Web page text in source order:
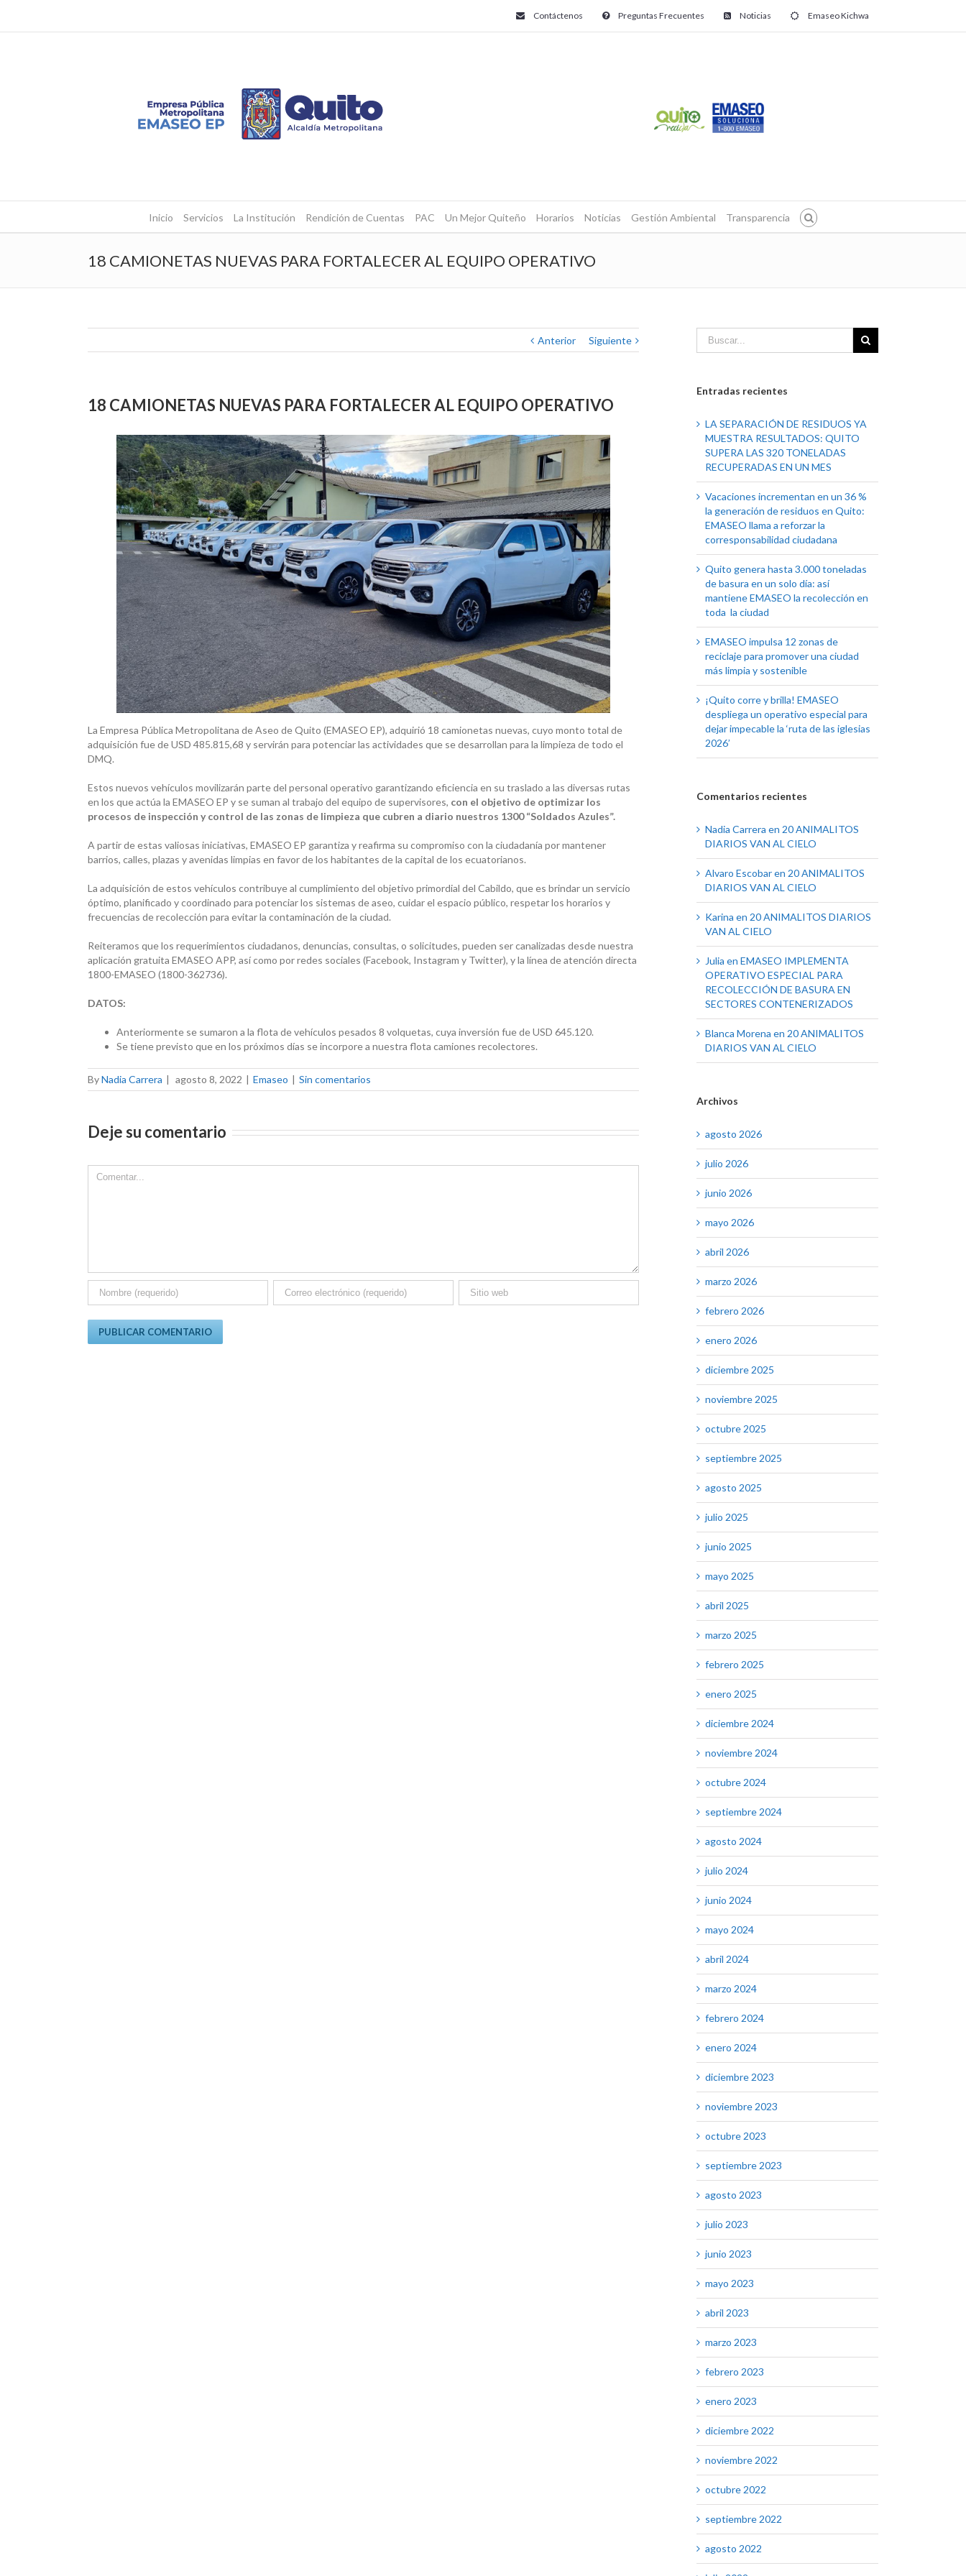
Contáctenos Preguntas Frecuentes Noticias Emaseo Kichwa
Inicio Servicios La Institución Rendición de Cuentas PAC Un Mejor Quiteño Horarios Noticias Gestión Ambiental Transparencia
18 CAMIONETAS NUEVAS PARA FORTALECER AL EQUIPO OPERATIVO
Anterior Siguiente
18 CAMIONETAS NUEVAS PARA FORTALECER AL EQUIPO OPERATIVO
La Empresa Pública Metropolitana de Aseo de Quito (EMASEO EP), adquirió 18 camionetas nuevas, cuyo monto total de
adquisición fue de USD 485.815,68 y servirán para potenciar las actividades que se desarrollan para la limpieza de todo el
DMQ.
Estos nuevos vehículos movilizarán parte del personal operativo garantizando eficiencia en su traslado a las diversas rutas
en los que actúa la EMASEO EP y se suman al trabajo del equipo de supervisores, con el objetivo de optimizar los
procesos de inspección y control de las zonas de limpieza que cubren a diario nuestros 1300 “Soldados Azules”.
A partir de estas valiosas iniciativas, EMASEO EP garantiza y reafirma su compromiso con la ciudadanía por mantener
barrios, calles, plazas y avenidas limpias en favor de los habitantes de la capital de los ecuatorianos.
La adquisición de estos vehículos contribuye al cumplimiento del objetivo primordial del Cabildo, que es brindar un servicio
óptimo, planificado y coordinado para potenciar los sistemas de aseo, cuidar el espacio público, respetar los horarios y
frecuencias de recolección para evitar la contaminación de la ciudad.
Reiteramos que los requerimientos ciudadanos, denuncias, consultas, o solicitudes, pueden ser canalizadas desde nuestra
aplicación gratuita EMASEO APP, así como por redes sociales (Facebook, Instagram y Twitter), y la línea de atención directa
1800-EMASEO (1800-362736).
DATOS:
Anteriormente se sumaron a la flota de vehículos pesados 8 volquetas, cuya inversión fue de USD 645.120.
Se tiene previsto que en los próximos días se incorpore a nuestra flota camiones recolectores.
ByNadia Carrera | agosto 8, 2022 | Emaseo | Sin comentarios
Deje su comentario
Comment
Entradas recientes
LA SEPARACIÓN DE RESIDUOS YA
MUESTRA RESULTADOS: QUITO
SUPERA LAS 320 TONELADAS
RECUPERADAS EN UN MES
Vacaciones incrementan en un 36 %
la generación de residuos en Quito:
EMASEO llama a reforzar la
corresponsabilidad ciudadana
Quito genera hasta 3.000 toneladas
de basura en un solo día: así
mantiene EMASEO la recolección en
toda la ciudad
EMASEO impulsa 12 zonas de
reciclaje para promover una ciudad
más limpia y sostenible
¡Quito corre y brilla! EMASEO
despliega un operativo especial para
dejar impecable la ‘ruta de las iglesias
2026’
Comentarios recientes
Nadia Carrera en 20 ANIMALITOS
DIARIOS VAN AL CIELO
Alvaro Escobaren 20 ANIMALITOS
DIARIOS VAN AL CIELO
Karina en 20 ANIMALITOS DIARIOS
VAN AL CIELO
Julia en EMASEO IMPLEMENTA
OPERATIVO ESPECIAL PARA
RECOLECCIÓN DE BASURA EN
SECTORES CONTENERIZADOS
Blanca Morena en 20 ANIMALITOS
DIARIOS VAN AL CIELO
Archivos
agosto 2026
julio 2026
junio 2026
mayo 2026
abril 2026
marzo 2026
febrero 2026
enero 2026
diciembre 2025
noviembre 2025
octubre 2025
septiembre 2025
agosto 2025
julio 2025
junio 2025
mayo 2025
abril 2025
marzo 2025
febrero 2025
enero 2025
diciembre 2024
noviembre 2024
octubre 2024
septiembre 2024
agosto 2024
julio 2024
junio 2024
mayo 2024
abril 2024
marzo 2024
febrero 2024
enero 2024
diciembre 2023
noviembre 2023
octubre 2023
septiembre 2023
agosto 2023
julio 2023
junio 2023
mayo 2023
abril 2023
marzo 2023
febrero 2023
enero 2023
diciembre 2022
noviembre 2022
octubre 2022
septiembre 2022
agosto 2022